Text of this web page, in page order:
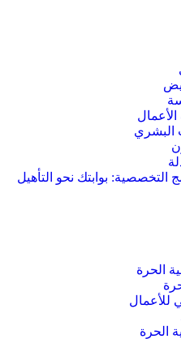
الأعمال
البشري
التخصصية: بوابتك نحو التأهيل
الحرة
للأعمال
الحرة